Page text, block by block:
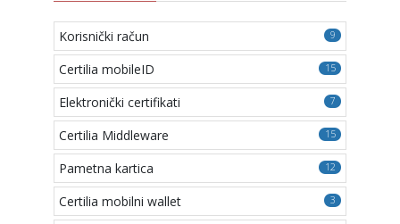
9
Korisnički račun
15
Certilia mobileID
7
Elektronički certifikati
15
Certilia Middleware
12
Pametna kartica
3
Certilia mobilni wallet